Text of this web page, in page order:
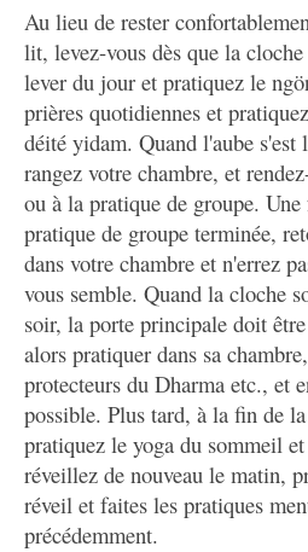
Au lieu de rester
lit, levez-vous dès que la
lever du jour et pratiquez le
prières quotidiennes et
déité yidam. Quand l'aube s'est
rangez votre chambre, et
ou à la pratique de groupe.
pratique de groupe terminée,
dans votre chambre et n'errez
vous semble. Quand la cloche
soir, la porte principale doit
alors pratiquer dans sa
protecteurs du Dharma etc., et
possible. Plus tard, à la fin de
pratiquez le yoga du sommeil
réveillez de nouveau le matin,
réveil et faites les pratiques
précédemment.